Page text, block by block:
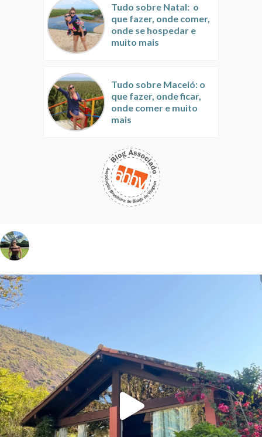
Tudo sobre Natal: o
que fazer, onde comer,
onde se hospedar e
muito mais
Tudo sobre Maceió: o
que fazer, onde ficar,
onde comer e muito
mais